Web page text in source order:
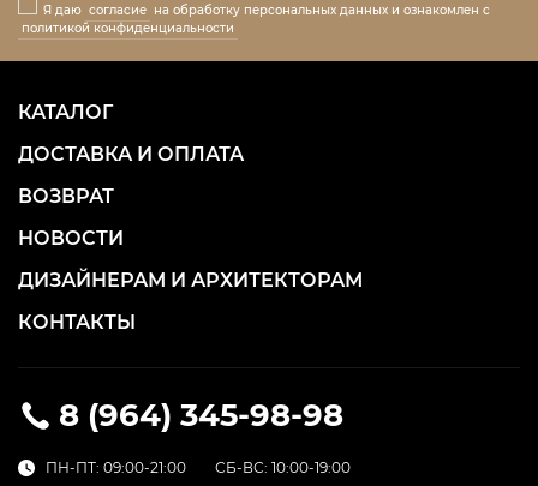
Я даю согласие на обработку персональных данных и ознакомлен с
политикой конфиденциальности
8 (964) 345-98-98
ПН-ПТ: 09:00-21:00 СБ-ВС: 10:00-19:00
КАТАЛОГ
ДОСТАВКА И ОПЛАТА
ВОЗВРАТ
НОВОСТИ
ДИЗАЙНЕРАМ И АРХИТЕКТОРАМ
КОНТАКТЫ